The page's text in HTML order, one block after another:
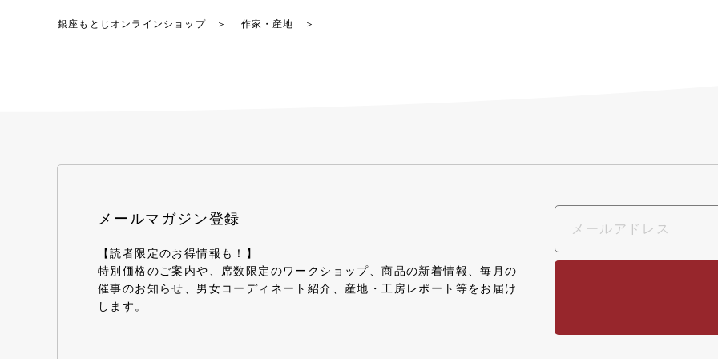
銀座もとじオンラインショップ 作家・産地
メールマガジン登録
【読者限定のお得情報も！】
特別価格のご案内や、席数限定のワークショップ、商品の新着情報、毎月の
催事のお知らせ、男女コーディネート紹介、産地・工房レポート等をお届け
します。